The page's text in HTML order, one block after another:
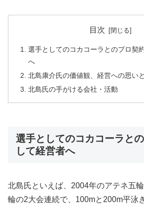
目次
選手としてのコカコーラとのプロ契
へ
北島康介氏の価値観、経営への思い
北島氏の手がける会社・活動
選手としてのコカコーラと
して経営者へ
北島氏といえば、2004年のアテネ五
輪の2大会連続で、100mと200m平泳